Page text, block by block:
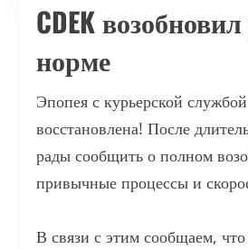
CDEK
норме
Эпопея с курьерской
восстановлена! После
рады сообщить о полном
привычные процессы и
В связи с этим сообщаем,